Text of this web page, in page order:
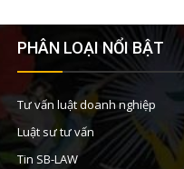
PHÂN LOẠI NỔI BẬT
Tư vấn luật doanh nghiệp
Luật sư tư vấn
Tin SB-LAW